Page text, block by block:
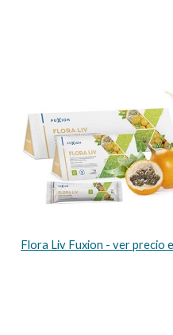
Flora Liv Fuxion - ver precio